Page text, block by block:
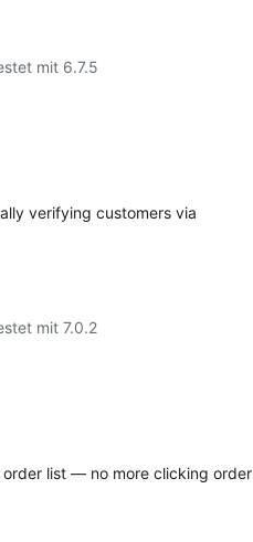
mit 6.7.5
verifying customers via
mit 7.0.2
order list — no more clicking order